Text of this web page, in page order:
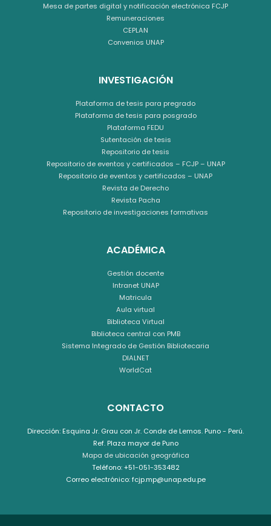
Mesa de partes digital y notificación electrónica FCJP
Remuneraciones
CEPLAN
Convenios UNAP
INVESTIGACIÓN
Plataforma de tesis para pregrado
Plataforma de tesis para posgrado
Plataforma FEDU
Sutentación de tesis
Repositorio de tesis
Repositorio de eventos y certificados – FCJP – UNAP
Repositorio de eventos y certificados – UNAP
Revista de Derecho
Revista Pacha
Repositorio de investigaciones formativas
ACADÉMICA
Gestión docente
Intranet UNAP
Matricula
Aula virtual
Biblioteca Virtual
Biblioteca central con PMB
Sistema Integrado de Gestión Bibliotecaria
DIALNET
WorldCat
CONTACTO
Dirección: Esquina Jr. Grau con Jr. Conde de Lemos. Puno - Perú.
Ref. Plaza mayor de Puno
Mapa de ubicación geográfica
Teléfono: +51-051-353482
Correo electrónico: fcjp.mp@unap.edu.pe